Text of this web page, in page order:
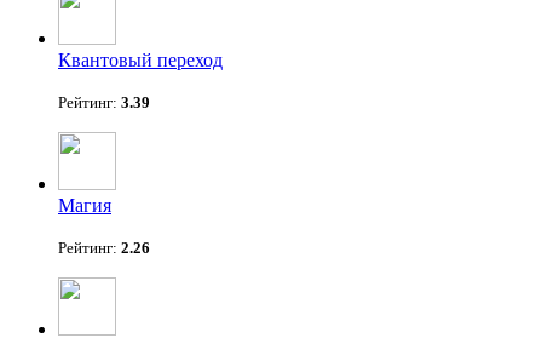
Квантовый переход
Рейтинг: 3.39
Магия
Рейтинг: 2.26